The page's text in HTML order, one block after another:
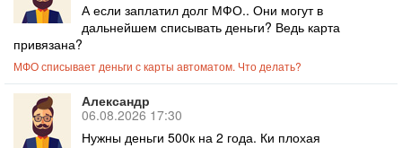
А если заплатил долг МФО.. Они могут в
дальнейшем списывать деньги? Ведь карта
привязана?
МФО списывает деньги с карты автоматом. Что делать?
Александр
06.08.2026 17:30
Нужны деньги 500к на 2 года. Ки плохая